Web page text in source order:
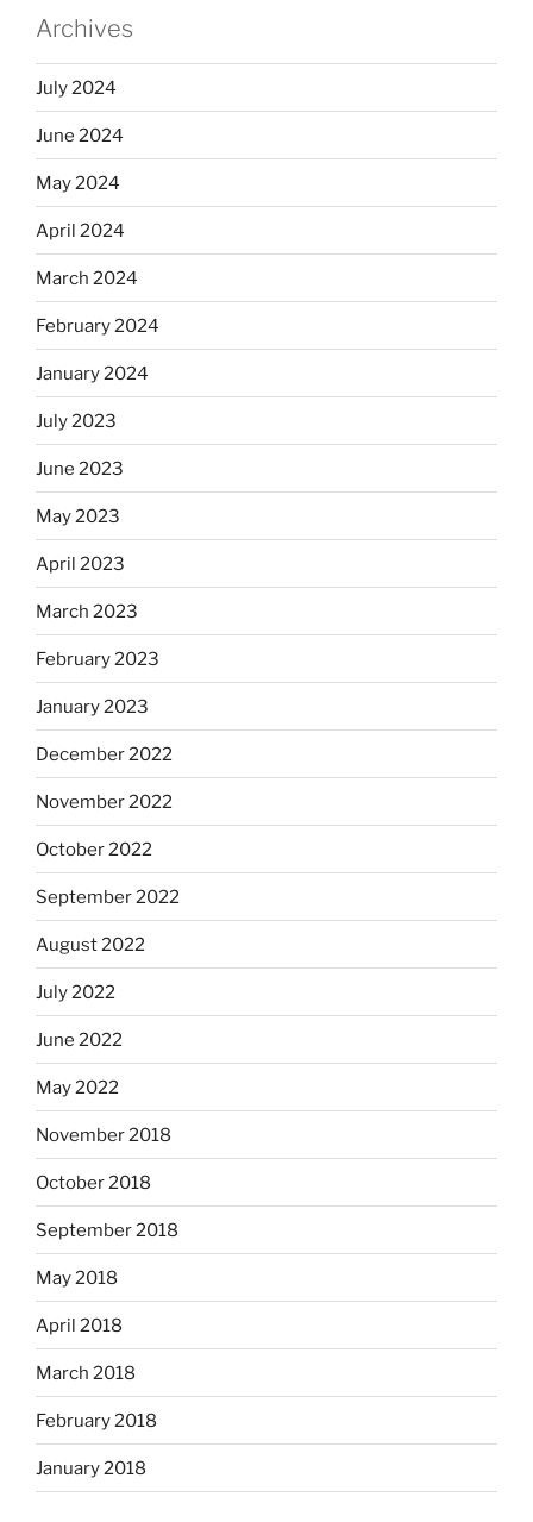
Archives
July 2024
June 2024
May 2024
April 2024
March 2024
February 2024
January 2024
July 2023
June 2023
May 2023
April 2023
March 2023
February 2023
January 2023
December 2022
November 2022
October 2022
September 2022
August 2022
July 2022
June 2022
May 2022
November 2018
October 2018
September 2018
May 2018
April 2018
March 2018
February 2018
January 2018